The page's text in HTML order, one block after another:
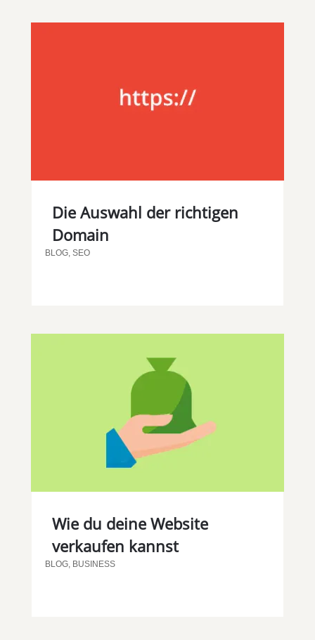
Die Auswahl der richtigen
Domain
BLOG, SEO
Wie du deine Website
verkaufen kannst
BLOG, BUSINESS